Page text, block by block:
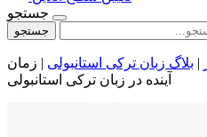
جستجو
جستجو
| بلاگ زبان ترکی استانبولی | زمان
آینده در زبان ترکی استانبولی